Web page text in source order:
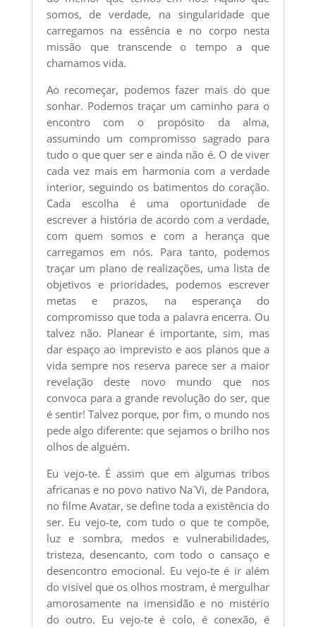
somos, de verdade, na singularidade que
carregamos na essência e no corpo nesta
missão que transcende o tempo a que
chamamos vida.
Ao recomeçar, podemos fazer mais do que
sonhar. Podemos traçar um caminho para o
encontro com o propósito da alma,
assumindo um compromisso sagrado para
tudo o que quer ser e ainda não é. O de viver
cada vez mais em harmonia com a verdade
interior, seguindo os batimentos do coração.
Cada escolha é uma oportunidade de
escrever a história de acordo com a verdade,
com quem somos e com a herança que
carregamos em nós. Para tanto, podemos
traçar um plano de realizações, uma lista de
objetivos e prioridades, podemos escrever
metas e prazos, na esperança do
compromisso que toda a palavra encerra. Ou
talvez não. Planear é importante, sim, mas
dar espaço ao imprevisto e aos planos que a
vida sempre nos reserva parece ser a maior
revelação deste novo mundo que nos
convoca para a grande revolução do ser, que
é sentir! Talvez porque, por fim, o mundo nos
pede algo diferente: que sejamos o brilho nos
olhos de alguém.
Eu vejo-te. É assim que em algumas tribos
africanas e no povo nativo Na´Vi, de Pandora,
no filme Avatar, se define toda a existência do
ser. Eu vejo-te, com tudo o que te compõe,
luz e sombra, medos e vulnerabilidades,
tristeza, desencanto, com todo o cansaço e
desencontro emocional. Eu vejo-te é ir além
do visível que os olhos mostram, é mergulhar
amorosamente na imensidão e no mistério
do outro. Eu vejo-te é colo, é conexão, é